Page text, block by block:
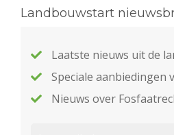
Landbouwstart
Laatste nieuws uit de
Speciale aanbiedingen
Nieuws over